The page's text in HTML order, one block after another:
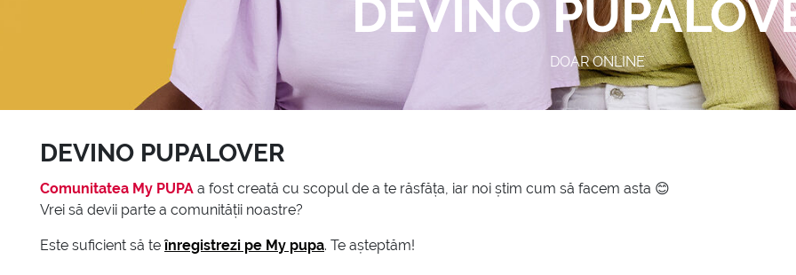
DEVINO
DOAR ONLINE
DEVINO PUPALOVER
Comunitatea My PUPA a fost creată cu scopul de a te răsfăța, iar noi știm cum să facem asta 😊
Vrei să devii parte a comunității noastre?
Este suficient să teînregistrezi pe My pupa. Te așteptăm!